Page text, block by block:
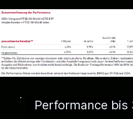
Performance bis